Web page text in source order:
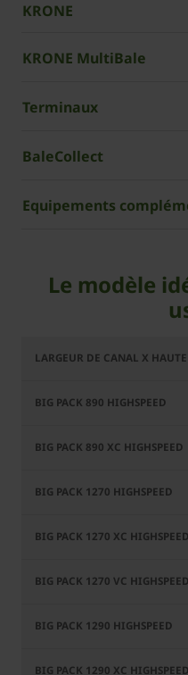
KRONE
KRONE MultiBale
Terminaux
BaleCollect
Equipements
Le modèle
890